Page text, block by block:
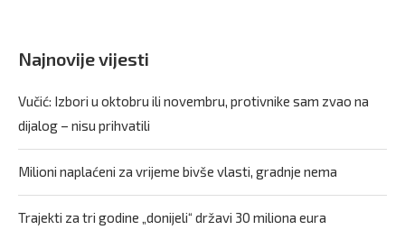
Najnovije vijesti
Vučić: Izbori u oktobru ili novembru, protivnike sam zvao na
dijalog – nisu prihvatili
Milioni naplaćeni za vrijeme bivše vlasti, gradnje nema
Trajekti za tri godine „donijeli“ državi 30 miliona eura